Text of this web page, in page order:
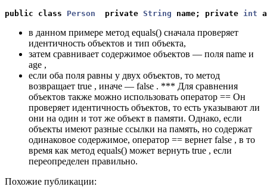
public class Person private String name; private int
в данном примере метод equals() сначала проверяет
идентичность объектов и тип объекта,
затем сравнивает содержимое объектов — поля name и
age ,
если оба поля равны у двух объектов, то метод
возвращает true , иначе — false . *** Для сравнения
объектов также можно использовать оператор == Он
проверяет идентичность объектов, то есть указывают ли
они на один и тот же объект в памяти. Однако, если
объекты имеют разные ссылки на память, но содержат
одинаковое содержимое, оператор == вернет false , в то
время как метод equals() может вернуть true , если
переопределен правильно.
Похожие публикации: